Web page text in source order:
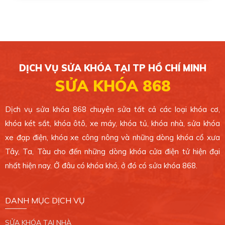
Môn. TP.HCM.
0389 099 868
CHI NHÁNH 6
4 Ông Ích Khiêm, Phường 14, Quận 11. TP.HCM.
0389 099 868
CHI NHÁNH 7
DỊCH VỤ SỬA KHÓA TẠI TP HỒ CHÍ MINH
SỬA KHÓA 868
Dịch vụ sửa khóa 868 chuyên sửa tất cả các loại khóa cơ,
khóa két sắt, khóa ôtô, xe máy, khóa tủ, khóa nhà, sửa khóa
xe đạp điện, khóa xe công nông và những dòng khóa cổ xưa
Tây, Ta, Tàu cho đến những dòng khóa cửa điện tử hiện đại
nhất hiện nay. Ở đâu có khóa khó, ở đó có sửa khóa 868.
DANH MỤC DỊCH VỤ
SỬA KHÓA TẠI NHÀ